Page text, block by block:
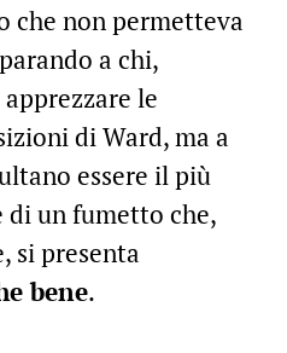
non permetteva
a chi,
le
di Ward, ma a
essere il più
di un fumetto che,
si presenta
bene.